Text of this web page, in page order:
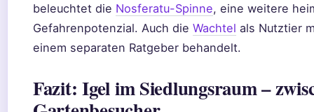
beleuchtet die Nosferatu-Spinne, eine weitere
Gefahrenpotenzial. Auch die Wachtel als Nutztier
einem separaten Ratgeber behandelt.
Fazit: Igel im Siedlungsraum –